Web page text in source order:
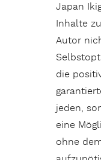
Japan
Inhalte
Autor
die
jeden,
eine
ohne